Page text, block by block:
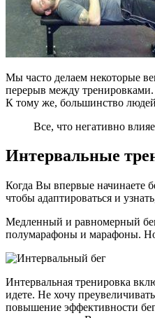
Мы часто делаем некоторые
перерыв между тренировками.
К тому же, большинство
Все, что негативно
Интервальные
Когда Вы впервые начинаете
чтобы адаптироваться и
Медленный и равномерный
полумарафоны и марафоны. Но
Интервальная тренировка
идете. Не хочу
повышение эффективности